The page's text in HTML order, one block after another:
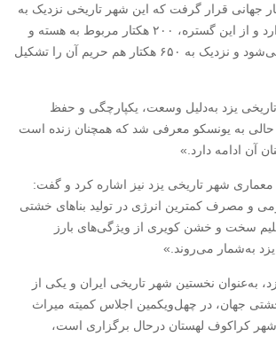
جهانی قرار گرفت که این شهر تاریخی نزدیک به
۱۰۰۰ هکتار وسعت دارد و از این گستره، ۲۰۰ هکتار مربوط به هسته و
عرصه تاریخی شهر می‌شود و نزدیک به ۶۵۰ هکتار هم حریم آن را تشکیل
یزد به‌دلیل وسعت، یکپارچگی و حفظ
به یونسکو معرفی شد که همچنان زنده است
آن ادامه دارد.»
معماری شهر تاریخی یزد نیز اشاره کرد و گفت:
و مصرف کمترین انرژی در تولید بناهای خشتی
سخت و خشن کویری از ویژگی‌های بارز
به‌شمار می‌روند.»
به‌عنوان نخستین شهر تاریخی ایران و یکی از
جهان، در چهل‌ویکمین اجلاس کمیته میراث
کراکوف لهستان درحال برگزاری است،